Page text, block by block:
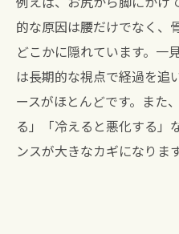
的な原因は腰だけでなく、
どこかに隠れています。一
は長期的な視点で経過を追
ースがほとんどです。また
る」「冷えると悪化する」
ンスが大きなカギになります